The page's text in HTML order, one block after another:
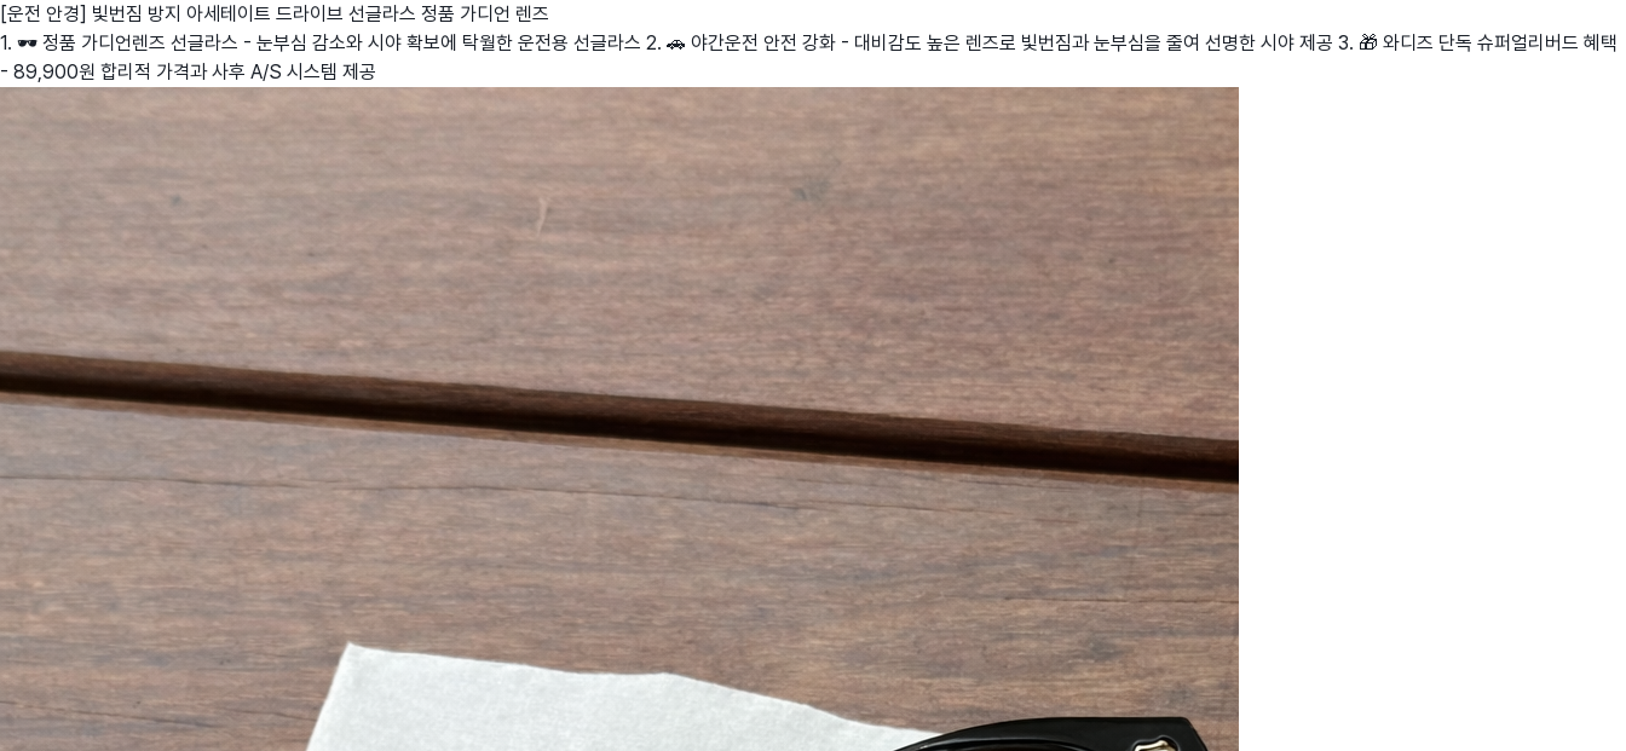
[운전 안경] 빛번짐 방지 아세테이트 드라이브 선글라스 정품 가디언 렌즈
1. 🕶️ 정품 가디언렌즈 선글라스 - 눈부심 감소와 시야 확보에 탁월한 운전용 선글라스 2. 🚗 야간운전 안전 강화 - 대비감도 높은 렌즈로 빛번짐과 눈부심을 줄여 선명한 시야 제공 3. 🎁 와디즈 단독 슈퍼얼리버드 혜택
- 89,900원 합리적 가격과 사후 A/S 시스템 제공